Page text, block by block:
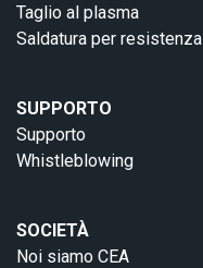
Taglio al plasma
Saldatura per resistenza
SUPPORTO
Supporto
Whistleblowing
SOCIETÀ
Noi siamo CEA